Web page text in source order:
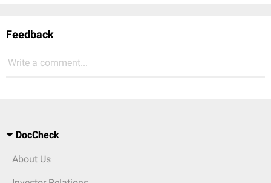
Feedback
Write a comment...
DocCheck
About Us